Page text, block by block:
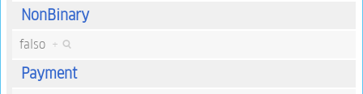
NonBinary
falso +
Payment